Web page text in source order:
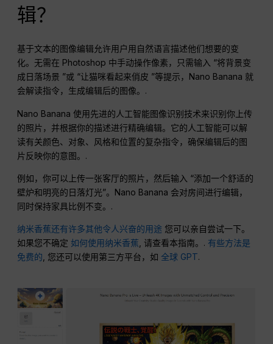
辑？
基于文本的图像编辑允许用户用自然语言描述他们想要的变
化。无需在 Photoshop 中手动操作像素，只需输入 “将背景变
成日落场景 ”或 “让猫咪看起来俏皮 ”等提示，Nano Banana 就
会解读指令，生成编辑后的图像。.
Nano Banana 使用先进的人工智能图像识别技术来识别你上传
的照片，并根据你的描述进行精确编辑。它的人工智能可以解
读有关颜色、对象、风格和位置的复杂指令，确保编辑后的图
片反映你的意图。.
例如，你可以上传一张客厅的照片，然后输入 “添加一个舒适的
壁炉和明亮的日落灯光”。Nano Banana 会对房间进行编辑，
同时保持家具比例不变。.
纳米香蕉还有许多其他令人兴奋的用途 您可以亲自尝试一下。
如果您不确定 如何使用纳米香蕉, 请查看本指南。. 有些方法是
免费的, 您还可以使用第三方平台，如全球 GPT.